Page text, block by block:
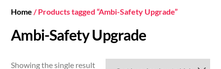
Home / Products tagged “Ambi-Safety Upgrade”
Ambi-Safety Upgrade
Showing the single result